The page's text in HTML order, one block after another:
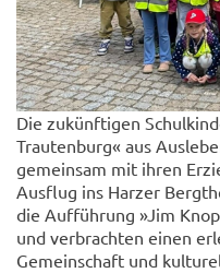
Die zukünftigen
Trautenburg« aus
gemeinsam mit ihren
Ausflug ins Harzer
die Aufführung »Jim
und verbrachten einen
Gemeinschaft und